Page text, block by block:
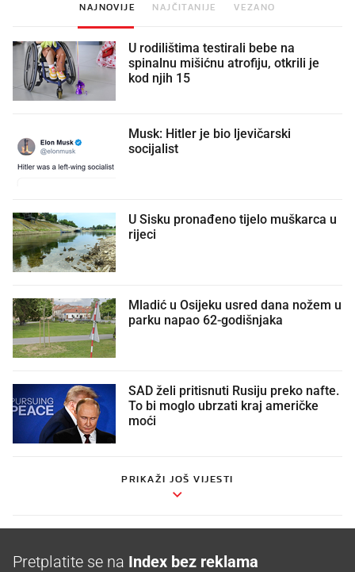
NAJNOVIJE NAJČITANIJE VEZANO
U rodilištima testirali bebe na
spinalnu mišićnu atrofiju, otkrili je
kod njih 15
Musk: Hitler je bio ljevičarski
socijalist
U Sisku pronađeno tijelo muškarca u
rijeci
Mladić u Osijeku usred dana nožem u
parku napao 62-godišnjaka
SAD želi pritisnuti Rusiju preko nafte.
To bi moglo ubrzati kraj američke
moći
PRIKAŽI JOŠ VIJESTI
Pretplatite se na Index bez reklama